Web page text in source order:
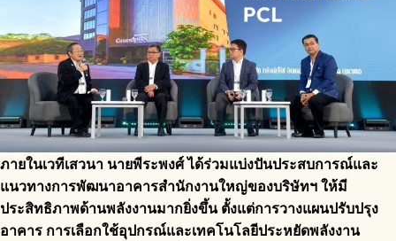
ภายในเวทีเสวนา นายพีระพงศ์ ได้ร่วมแบ่งปันประสบการณ์และ
แนวทางการพัฒนาอาคารสำนักงานใหญ่ของบริษัทฯ ให้มี
ประสิทธิภาพด้านพลังงานมากยิ่งขึ้น ตั้งแต่การวางแผนปรับปรุง
อาคาร การเลือกใช้อุปกรณ์และเทคโนโลยีประหยัดพลังงาน